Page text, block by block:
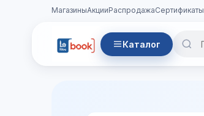
МагазиныАкцииРаспродажаСертификаты
Каталог